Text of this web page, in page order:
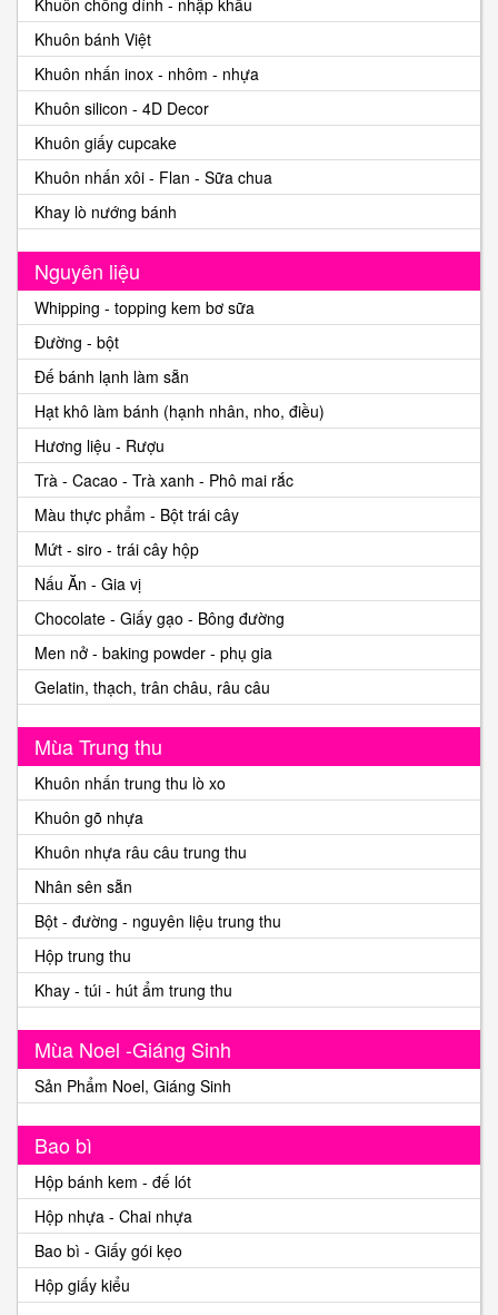
Khuôn bánh Việt
Khuôn nhấn inox - nhôm - nhựa
Khuôn silicon - 4D Decor
Khuôn giấy cupcake
Khuôn nhấn xôi - Flan - Sữa chua
Khay lò nướng bánh
Nguyên liệu
Whipping - topping kem bơ sữa
Đường - bột
Đế bánh lạnh làm sẵn
Hạt khô làm bánh (hạnh nhân, nho, điều)
Hương liệu - Rượu
Trà - Cacao - Trà xanh - Phô mai rắc
Màu thực phẩm - Bột trái cây
Mứt - siro - trái cây hộp
Nấu Ăn - Gia vị
Chocolate - Giấy gạo - Bông đường
Men nở - baking powder - phụ gia
Gelatin, thạch, trân châu, râu câu
Mùa Trung thu
Khuôn nhấn trung thu lò xo
Khuôn gõ nhựa
Khuôn nhựa râu câu trung thu
Nhân sên sẵn
Bột - đường - nguyên liệu trung thu
Hộp trung thu
Khay - túi - hút ẩm trung thu
Mùa Noel -Giáng Sinh
Sản Phẩm Noel, Giáng Sinh
Bao bì
Hộp bánh kem - đế lót
Hộp nhựa - Chai nhựa
Bao bì - Giấy gói kẹo
Hộp giấy kiểu